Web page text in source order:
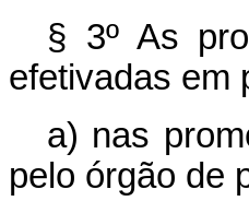
§ 3º As
efetivadas em
a) nas
pelo órgão de